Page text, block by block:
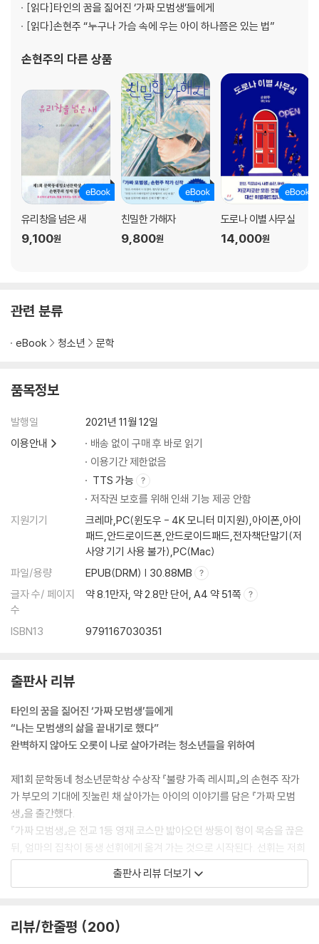
[읽다] 타인의 꿈을 짊어진 ‘가짜 모범생’들에게
[읽다]손현주 “누구나 가슴 속에 우는 아이 하나쯤은 있는 법”
손현주의 다른 상품
유리창을 넘은 새
9,100원
친밀한 가해자
9,800원
도로나 이별 사무실
14,000원
관련 분류
eBook 청소년 문학
품목정보
발행일
2021년 11월 12일
이용안내
배송 없이 구매 후 바로 읽기
이용기간 제한없음
TTS 가능
저작권 보호를 위해 인쇄 기능 제공 안함
지원기기
크레마,PC(윈도우 - 4K 모니터 미지원),아이폰,아이
패드,안드로이드폰,안드로이드패드,전자책단말기(저
사양 기기 사용 불가),PC(Mac)
파일/용량
EPUB(DRM) | 30.88MB
글자 수/ 페이지
수
약 8.1만자, 약 2.8만 단어, A4 약 51쪽
ISBN13 9791167030351
출판사 리뷰
타인의 꿈을 짊어진 ‘가짜 모범생’들에게
“나는 모범생의 삶을 끝내기로 했다”
완벽하지 않아도 오롯이 나로 살아가려는 청소년들을 위하여
제1회 문학동네 청소년문학상 수상작 『불량 가족 레시피』의 손현주 작가
가 부모의 기대에 짓눌린 채 살아가는 아이의 이야기를 담은 『가짜 모범
생』을 출간했다.
『가짜 모범생』은 전교 1등 영재 코스만 밟아오던 쌍둥이 형이 목숨을 끊은
뒤, 엄마의 집착이 동생 선휘에게 옮겨 가는 것으로 시작된다. 선휘는 저희
쌍둥이가 분노 조절 장애나 우울증을 겪더라도 1등이라는 ‘완벽함’만 유지
할 수 있다면 신경 쓰지 않는 엄마의 비뚤어진 관심 아래에서 숨 막히는 하
한마디는 지금도 성적 지상주의가 만연한 사회 속에서 살아가는 청소년들
출판사 리뷰 더보기
리뷰/한줄평 200